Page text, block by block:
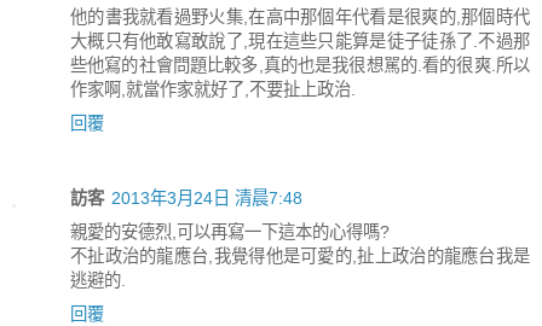
他的書我就看過野火集,在高中那個年代看是很爽的,那個時代
大概只有他敢寫敢說了,現在這些只能算是徒子徒孫了.不過那
些他寫的社會問題比較多,真的也是我很想駡的.看的很爽.所以
作家啊,就當作家就好了,不要扯上政治.
回覆
訪客 2013年3月24日 清晨7:48
親愛的安德烈,可以再寫一下這本的心得嗎?
不扯政治的龍應台,我覺得他是可愛的,扯上政治的龍應台我是
逃避的.
回覆